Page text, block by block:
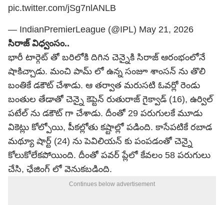
pic.twitter.com/jSg7nlANLB
— IndianPremierLeague (@IPL) May 21, 2026
సిరాజ్ విధ్వంసం..
భారీ టార్గెట్ తో బరిలోకి దిగిన చెన్నైకి సిరాజ్ ఆరంభంలోనే
షాకిచ్చాడు. మంచి పామ్ లో ఉన్న సంజూ శాంస‌న్ ను తొలి
బంతికే డ‌కౌట్ చేశాడు. ఆ త‌ర్వాత మ‌రుస‌టి ఓవ‌ర్లో రెండు
బంతుల తేడాతో చెన్నై కెప్టెన్ రుతురాజ్ గైక్వాడ్ (16), ఉర్విల్
ప‌టేల్ ను డ‌కౌట్ గా చేశాడు. దీంతో 29 ప‌రుగుల‌కే మూడు
వికెట్లు కోల్పోయి, పీక‌ల్లోతు క‌ష్టాల్లో ప‌డింది. కాసేప‌టికే ర‌బాడ
మ‌థ్యూ షార్ట్ (24) ను పెవిలియ‌న్ కు పంప‌డంతో చెన్నై
కోలుకోలేక‌పోయింది. దీంతో ప‌వ‌ర్ ప్లేలో కేవ‌లం 58 ప‌రుగులు
చేసి, ఛేజింగ్ లో వెనుక‌బ‌డింది.
Continues below advertisement